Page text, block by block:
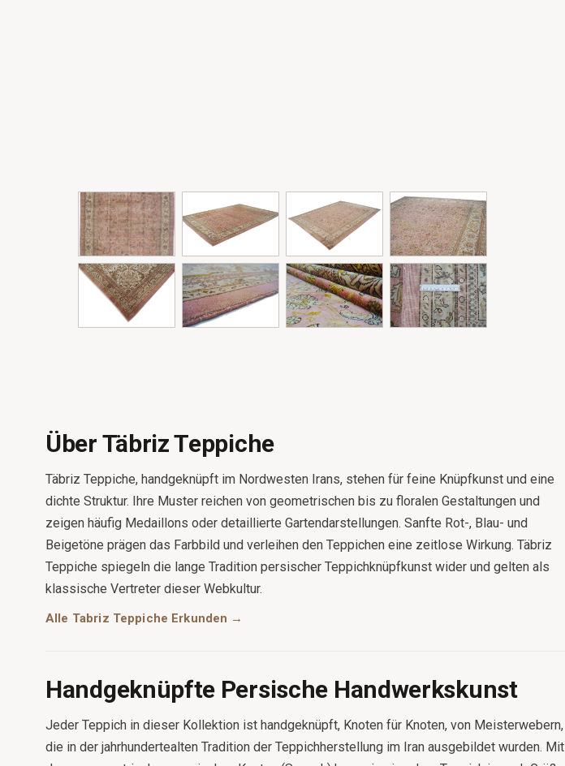
Über Täbriz Teppiche
Täbriz Teppiche, handgeknüpft im Nordwesten Irans, stehen für feine Knüpfkunst und eine
dichte Struktur. Ihre Muster reichen von geometrischen bis zu floralen Gestaltungen und
zeigen häufig Medaillons oder detaillierte Gartendarstellungen. Sanfte Rot-, Blau- und
Beigetöne prägen das Farbbild und verleihen den Teppichen eine zeitlose Wirkung. Täbriz
Teppiche spiegeln die lange Tradition persischer Teppichknüpfkunst wider und gelten als
klassische Vertreter dieser Webkultur.
Alle Tabriz Teppiche Erkunden →
Handgeknüpfte Persische Handwerkskunst
Jeder Teppich in dieser Kollektion ist handgeknüpft, Knoten für Knoten, von Meisterwebern,
die in der jahrhundertealten Tradition der Teppichherstellung im Iran ausgebildet wurden. Mit